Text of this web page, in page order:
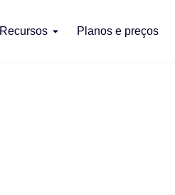
Recursos Planos e preços